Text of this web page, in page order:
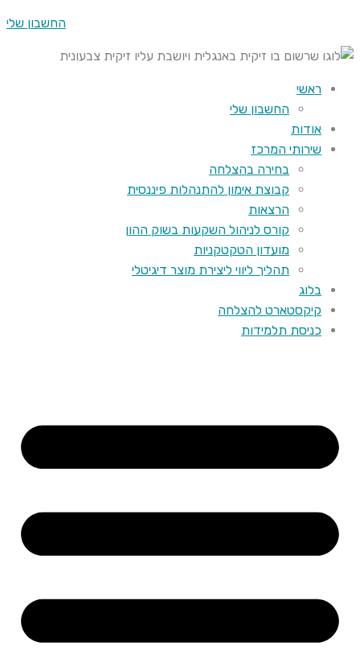
החשבון שלי
ראשי
החשבון שלי
אודות
שירותי המרכז
בחירה בהצלחה
קבוצת אימון להתנהלות פיננסית
הרצאות
קורס לניהול השקעות בשוק ההון
מועדון הטקטקניות
תהליך ליווי ליצירת מוצר דיגיטלי
בלוג
קיקסטארט להצלחה
כניסת תלמידות